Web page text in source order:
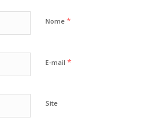
Nome *
E-mail *
Site